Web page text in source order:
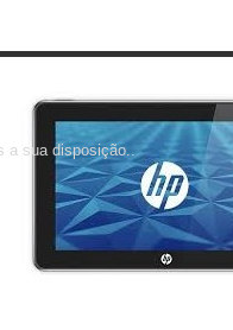
a sua disposição..